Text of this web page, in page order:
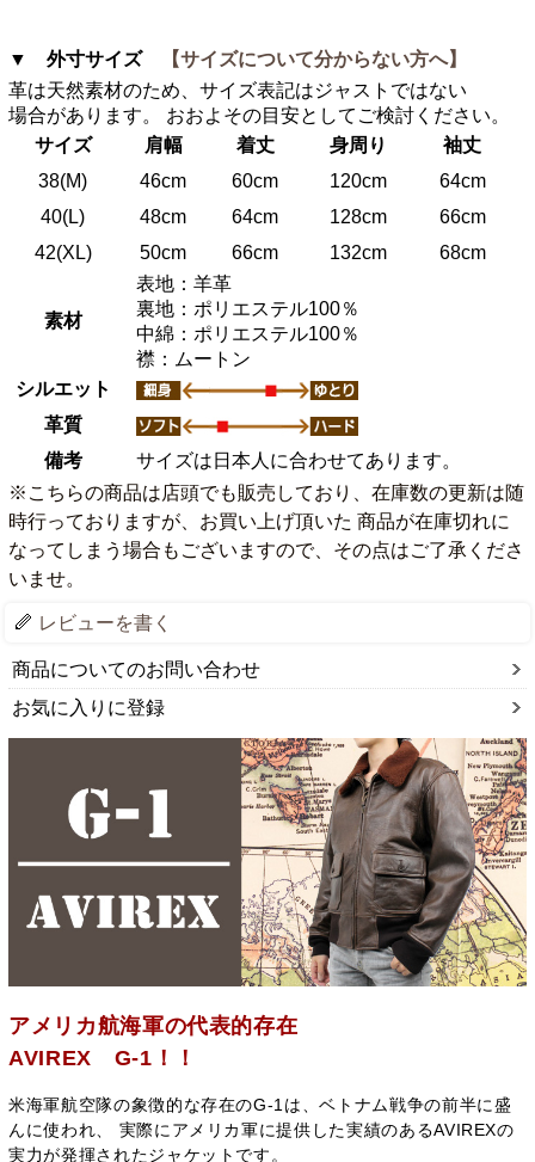
▼ 外寸サイズ
【サイズについて分からない方へ】
革は天然素材のため、サイズ表記はジャストではない
場合があります。 おおよその目安としてご検討ください。
サイズ
肩幅 着丈 身周り
袖丈
38(M)
46cm 60cm 120cm
64cm
40(L)
48cm 64cm 128cm
66cm
42(XL)
50cm 66cm 132cm 68cm
素材
表地：羊革
裏地：ポリエステル100％
中綿：ポリエステル100％
襟：ムートン
シルエット
革質
備考
サイズは日本人に合わせてあります。
※こちらの商品は店頭でも販売しており、在庫数の更新は随
時行っておりますが、お買い上げ頂いた 商品が在庫切れに
なってしまう場合もございますので、その点はご了承くださ
いませ。
レビューを書く
商品についてのお問い合わせ
お気に入りに登録
アメリカ航海軍の代表的存在
AVIREX G-1！！
米海軍航空隊の象徴的な存在のG-1は、ベトナム戦争の前半に盛
んに使われ、 実際にアメリカ軍に提供した実績のあるAVIREXの
実力が発揮されたジャケットです。